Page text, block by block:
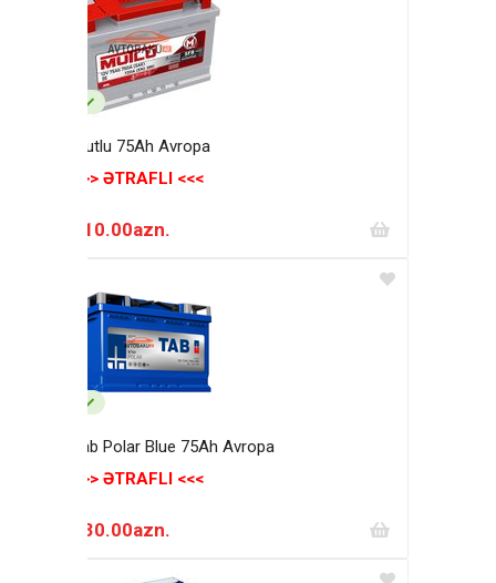
Mutlu 75Ah Avropa
>>> ƏTRAFLI <<<
210.00azn.
Tab Polar Blue 75Ah Avropa
>>> ƏTRAFLI <<<
230.00azn.